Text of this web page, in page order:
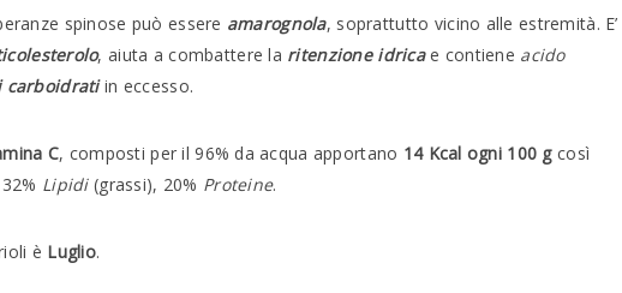
spinose può essere amarognola, soprattutto vicino alle estremità. E’
, aiuta a combattere la ritenzione idricae contiene acido
carboidratiin eccesso.
C, composti per il 96% da acqua apportano 14 Kcal ogni 100 gcosì
Lipidi(grassi), 20% Proteine.
è Luglio.